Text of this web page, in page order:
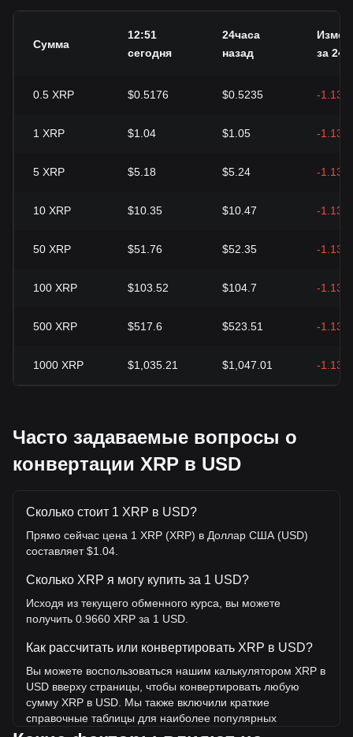
Сумма
12:51
сегодня
24часа
назад
за 24
0.5 XRP $0.5176 $0.5235 -1.13%
1 XRP $1.04 $1.05 -1.13%
5 XRP $5.18 $5.24 -1.13%
10 XRP $10.35 $10.47 -1.13%
50 XRP $51.76 $52.35 -1.13%
100 XRP $103.52 $104.7 -1.13%
500 XRP $517.6 $523.51 -1.13%
1000 XRP $1,035.21 $1,047.01 -1.13%
Часто задаваемые вопросы о
конвертации XRP в USD
Сколько стоит 1 XRP в USD?
Прямо сейчас цена 1 XRP (XRP) в Доллар США (USD)
составляет $1.04.
Сколько XRP я могу купить за 1 USD?
Исходя из текущего обменного курса, вы можете
получить 0.9660 XRP за 1 USD.
Как рассчитать или конвертировать XRP в USD?
Вы можете воспользоваться нашим калькулятором XRP в
USD вверху страницы, чтобы конвертировать любую
сумму XRP в USD. Мы также включили краткие
справочные таблицы для наиболее популярных
конвертаций. Например, 5 USD эквивалентны 4.83 XRP, а